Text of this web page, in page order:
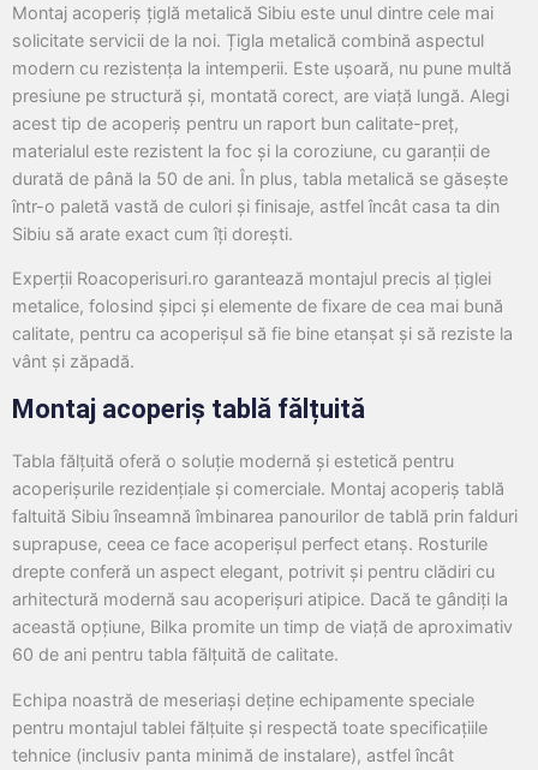
Montaj acoperiș țiglă metalică Sibiu este unul dintre cele mai
solicitate servicii de la noi. Țigla metalică combină aspectul
modern cu rezistența la intemperii. Este ușoară, nu pune multă
presiune pe structură și, montată corect, are viață lungă. Alegi
acest tip de acoperiș pentru un raport bun calitate-preț,
materialul este rezistent la foc și la coroziune, cu garanții de
durată de până la 50 de ani. În plus, tabla metalică se găsește
într-o paletă vastă de culori și finisaje, astfel încât casa ta din
Sibiu să arate exact cum îți dorești.
Experții Roacoperisuri.ro garantează montajul precis al țiglei
metalice, folosind șipci și elemente de fixare de cea mai bună
calitate, pentru ca acoperișul să fie bine etanșat și să reziste la
vânt și zăpadă.
Montaj acoperiș tablă fălțuită
Tabla fălțuită oferă o soluție modernă și estetică pentru
acoperișurile rezidențiale și comerciale. Montaj acoperiș tablă
faltuită Sibiu înseamnă îmbinarea panourilor de tablă prin falduri
suprapuse, ceea ce face acoperișul perfect etanș. Rosturile
drepte conferă un aspect elegant, potrivit și pentru clădiri cu
arhitectură modernă sau acoperișuri atipice. Dacă te gândiți la
această opțiune, Bilka promite un timp de viață de aproximativ
60 de ani pentru tabla fălțuită de calitate.
Echipa noastră de meseriași deține echipamente speciale
pentru montajul tablei fălțuite și respectă toate specificațiile
tehnice (inclusiv panta minimă de instalare), astfel încât